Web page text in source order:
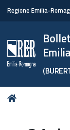
Regione Emilia-
Tu